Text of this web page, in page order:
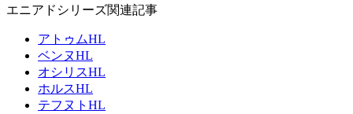
エニアドシリーズ関連記事
アトゥムHL
ベンヌHL
オシリスHL
ホルスHL
テフヌトHL